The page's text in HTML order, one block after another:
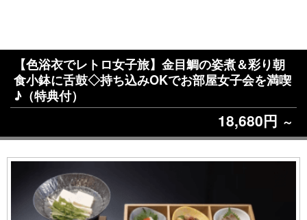
【色浴衣でレトロ女子旅】金目鯛の姿煮＆彩り朝
食小鉢に舌鼓◇持ち込みOKでお部屋女子会を満喫
♪（特典付）
18,680円 ～